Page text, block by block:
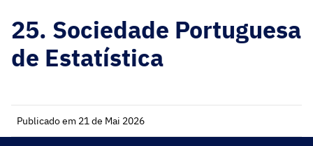
25. Sociedade Portuguesa
de Estatística
Publicado em 21 de Mai 2026